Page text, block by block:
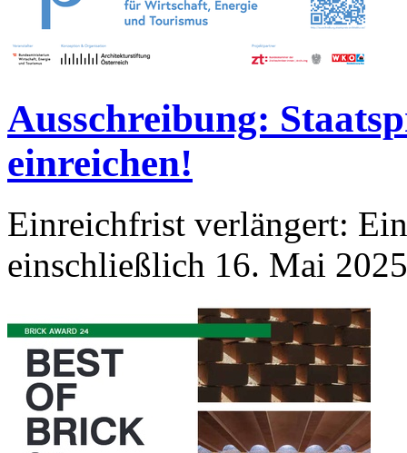
Ausschreibung:
einreichen!
Einreichfrist verlängert:
einschließlich 16. Mai